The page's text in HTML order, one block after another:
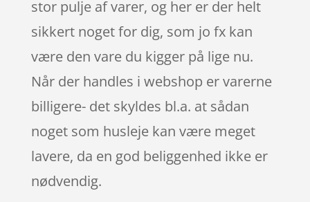
stor pulje af varer, og her er der helt
sikkert noget for dig, som jo fx kan
være den vare du kigger på lige nu.
Når der handles i webshop er varerne
billigere- det skyldes bl.a. at sådan
noget som husleje kan være meget
lavere, da en god beliggenhed ikke er
nødvendig.